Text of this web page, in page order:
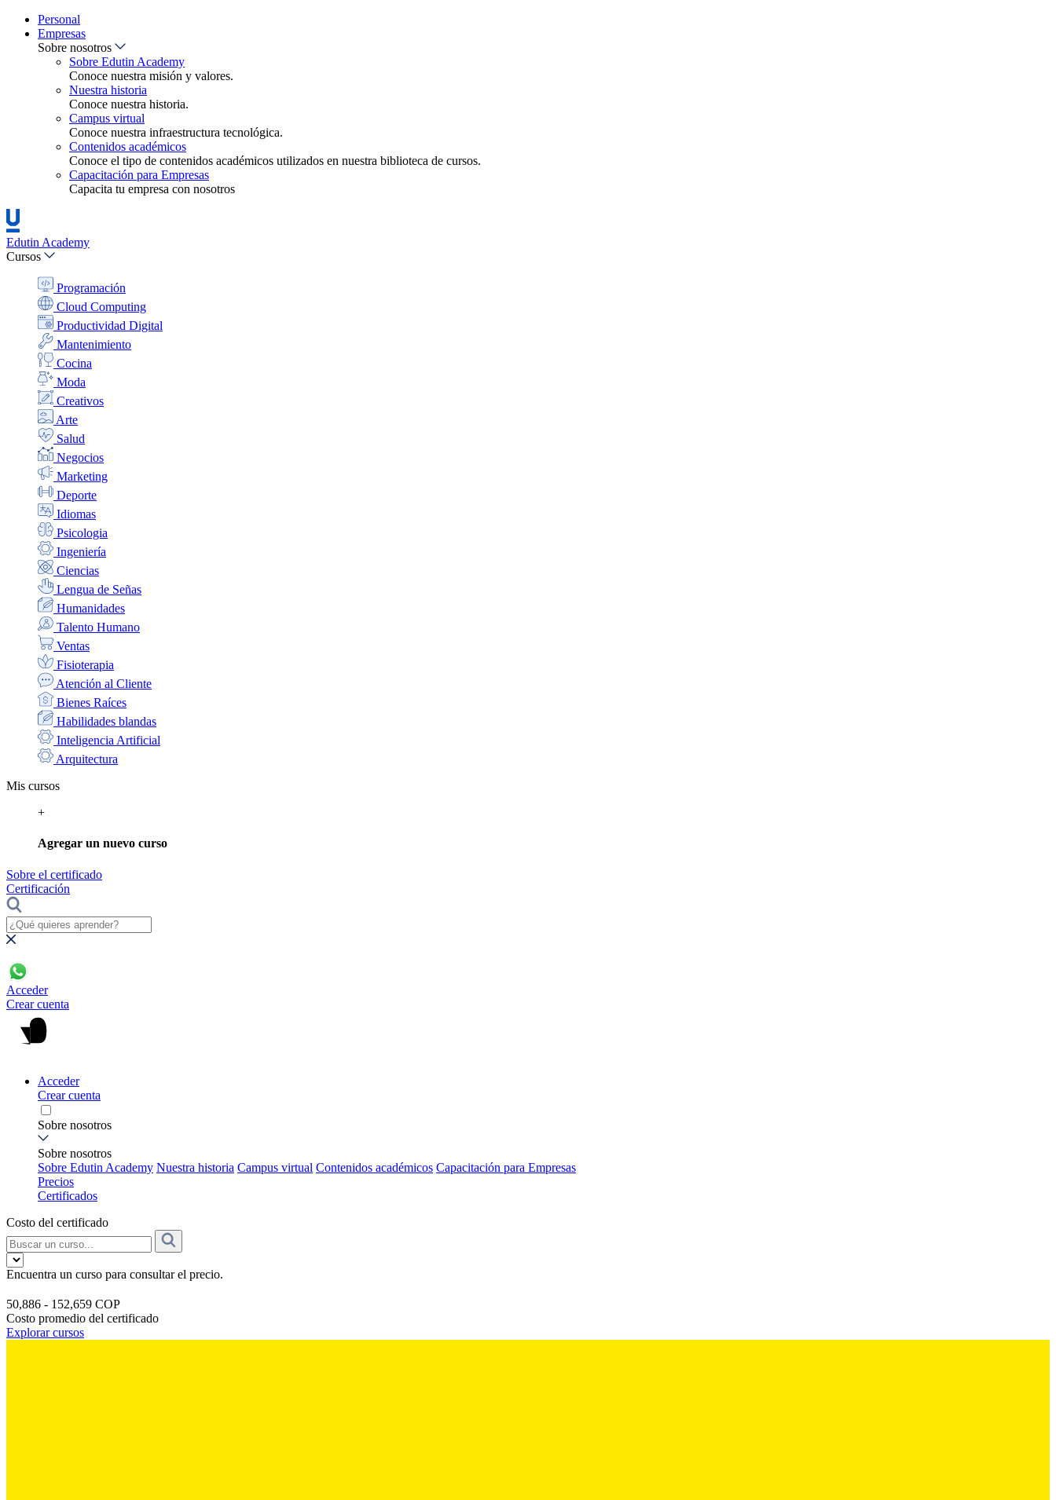
Personal
Empresas
Sobre nosotros
Sobre Edutin Academy
Conoce nuestra misión y valores.
Nuestra historia
Conoce nuestra historia.
Campus virtual
Conoce nuestra infraestructura tecnológica.
Contenidos académicos
Conoce el tipo de contenidos académicos utilizados en nuestra biblioteca de cursos.
Capacitación para Empresas
Capacita tu empresa con nosotros
Edutin Academy
Cursos
Programación
Cloud Computing
Productividad Digital
Mantenimiento
Cocina
Moda
Creativos
Arte
Salud
Negocios
Marketing
Deporte
Idiomas
Psicologia
Ingeniería
Ciencias
Lengua de Señas
Humanidades
Talento Humano
Ventas
Fisioterapia
Atención al Cliente
Bienes Raíces
Habilidades blandas
Inteligencia Artificial
Arquitectura
Mis cursos
+
Agregar un nuevo curso
Sobre el certificado
Certificación
Acceder
Crear cuenta
Acceder
Crear cuenta
Sobre nosotros
Sobre nosotros
Sobre Edutin Academy Nuestra historia Campus virtual Contenidos académicos Capacitación para Empresas
Precios
Certificados
Costo del certificado
Encuentra un curso para consultar el precio.
50,886 - 152,659 COP
Costo promedio del certificado
Explorar cursos